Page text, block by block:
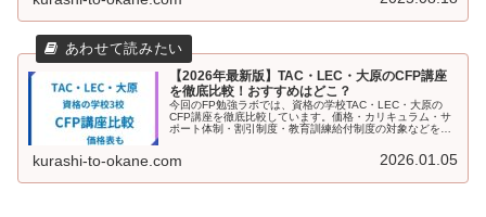
【2026年最新版】TAC・LEC・大原のCFP講座
を徹底比較！おすすめはどこ？
今回のFP勉強ラボでは、資格の学校TAC・LEC・大原の
CFP講座を徹底比較しています。価格・カリキュラム・サ
ポート体制・割引制度・教育訓練給付制度の対象などをわ
も紹介しているので、「独学か、資格の学校か」で迷って
いる方や、自分に合うCFP講座を見つけたい方はぜひ参考
kurashi-to-okane.com 2026.01.05